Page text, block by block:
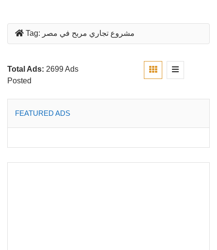
Tag: مشروع تجاري مربح في مصر
Total Ads: 2699 Ads
Posted
FEATURED ADS